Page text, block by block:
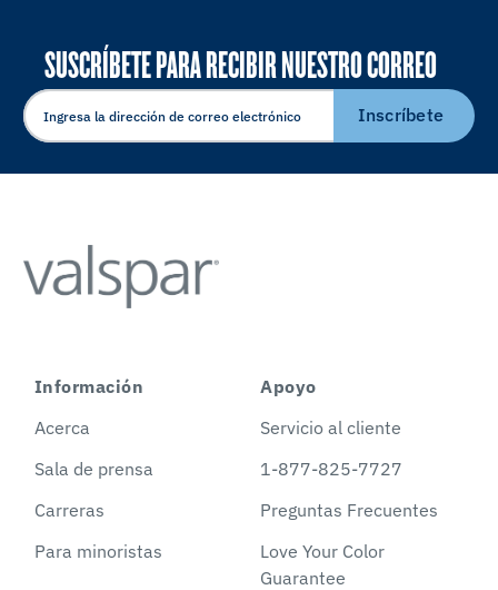
SUSCRÍBETE PARA RECIBIR NUESTRO CORREO
ELECTRÓNICO
Inscríbete
Información
Acerca
Sala de prensa
Carreras
Para minoristas
Apoyo
Servicio al cliente
1-877-825-7727
Preguntas Frecuentes
Love Your Color
Guarantee